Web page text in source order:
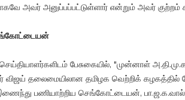
அவர் அனுப்பப்பட்டுள்ளார் என்றும் அவர் குற்றம்
பேசுகையில், "முன்னாள்
விஜய் தலைமையிலான தமிழக வெற்றிக் கழகத்தில்
பணியாற்றிய செங்கோட்டையன், பா.ஜ.க.வால்